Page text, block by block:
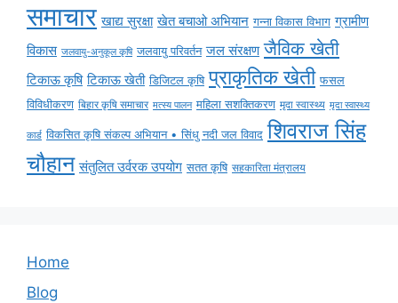
समाचार खाद्य सुरक्षा खेत बचाओ अभियान गन्ना विकास विभाग ग्रामीण
विकास जलवायु-अनुकूल कृषि जलवायु परिवर्तन जल संरक्षण जैविक खेती
टिकाऊ कृषि टिकाऊ खेती डिजिटल कृषि प्राकृतिक खेती फसल
विविधीकरण बिहार कृषि समाचार मत्स्य पालन महिला सशक्तिकरण मृदा स्वास्थ्य मृदा स्वास्थ्य
कार्ड विकसित कृषि संकल्प अभियान • सिंधु नदी जल विवाद शिवराज सिंह
चौहान संतुलित उर्वरक उपयोग सतत कृषि सहकारिता मंत्रालय
Home
Blog